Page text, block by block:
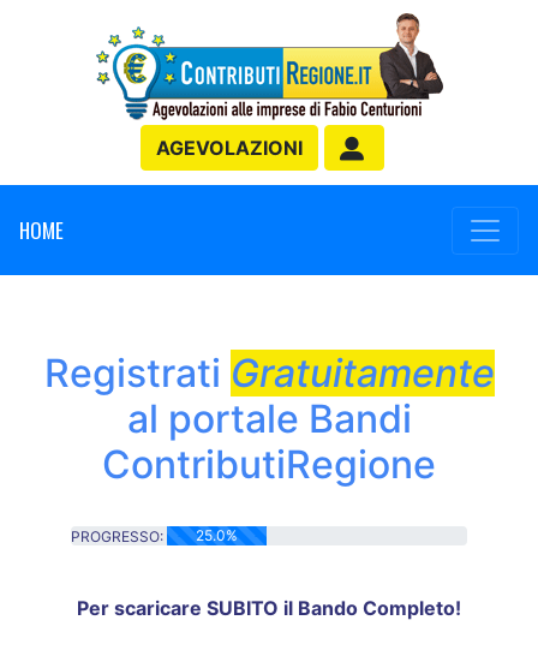
AGEVOLAZIONI
HOME
Registrati Gratuitamente
al portale Bandi
ContributiRegione
PROGRESSO: 25.0%
25.0% Complete
Per scaricare SUBITO il Bando Completo!